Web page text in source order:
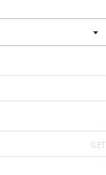
GET